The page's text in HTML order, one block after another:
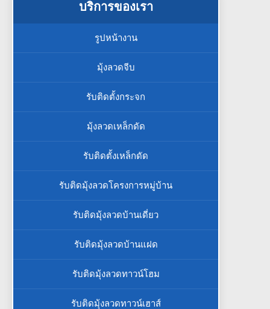
บริการของเรา
รูปหน้างาน
มุ้งลวดจีบ
รับติดตั้งกระจก
มุ้งลวดเหล็กดัด
รับติดตั้งเหล็กดัด
รับติดมุ้งลวดโครงการหมู่บ้าน
รับติดมุ้งลวดบ้านเดี่ยว
รับติดมุ้งลวดบ้านแฝด
รับติดมุ้งลวดทาวน์โฮม
รับติดมุ้งลวดทาวน์เฮาส์